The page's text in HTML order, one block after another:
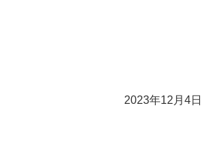
2023年12月4日